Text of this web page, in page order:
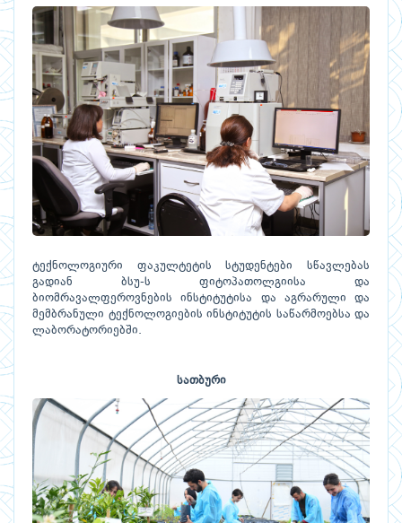
ტექნოლოგიური ფაკულტეტის სტუდენტები სწავლებას
გადიან ბსუ-ს ფიტოპათოლგიისა და
ბიომრავალფეროვნების ინსტიტუტისა და აგრარული და
მემბრანული ტექნოლოგიების ინსტიტუტის საწარმოებსა და
ლაბორატორიებში.
სათბური